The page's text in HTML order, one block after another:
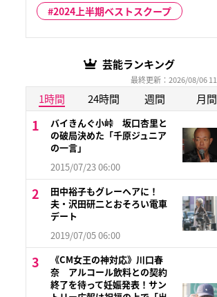
2024上半期ベストスクープ
芸能ランキング
最終更新：2026/08/06
1時間 24時間 週間 月間
バイきんぐ小峠 坂口杏里と
の破局決めた「千原ジュニア
の一言」
2015/07/23 06:00
田中裕子もグレーヘアに！
夫・沢田研二とおそろい電車
デート
2019/07/05 06:00
《CM女王の神対応》川口春
奈 アルコール飲料との契約
終了を待って妊娠発表！サン